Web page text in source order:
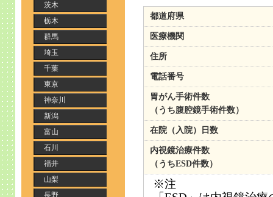
都道府県
医療機関
住所
電話番号
胃がん手術件数
（うち腹腔鏡手術件数）
在院（入院）日数
内視鏡治療件数
（うちESD件数）
※注
茨木
栃木
群馬
埼玉
千葉
東京
神奈川
新潟
富山
石川
福井
山梨
長野